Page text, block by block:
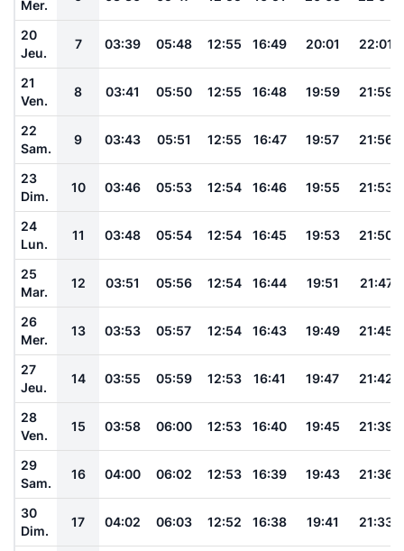
Mer.
20
Jeu.
7 03:39 05:48 12:55 16:49 20:01 22:01
21
Ven.
8 03:41 05:50 12:55 16:48 19:59 21:59
22
Sam.
9 03:43 05:51 12:55 16:47 19:57 21:56
23
Dim.
10 03:46 05:53 12:54 16:46 19:55 21:53
24
Lun.
11 03:48 05:54 12:54 16:45 19:53 21:50
25
Mar.
12 03:51 05:56 12:54 16:44 19:51 21:47
26
Mer.
13 03:53 05:57 12:54 16:43 19:49 21:45
27
Jeu.
14 03:55 05:59 12:53 16:41 19:47 21:42
28
Ven.
15 03:58 06:00 12:53 16:40 19:45 21:39
29
Sam.
16 04:00 06:02 12:53 16:39 19:43 21:36
30
Dim.
17 04:02 06:03 12:52 16:38 19:41 21:33